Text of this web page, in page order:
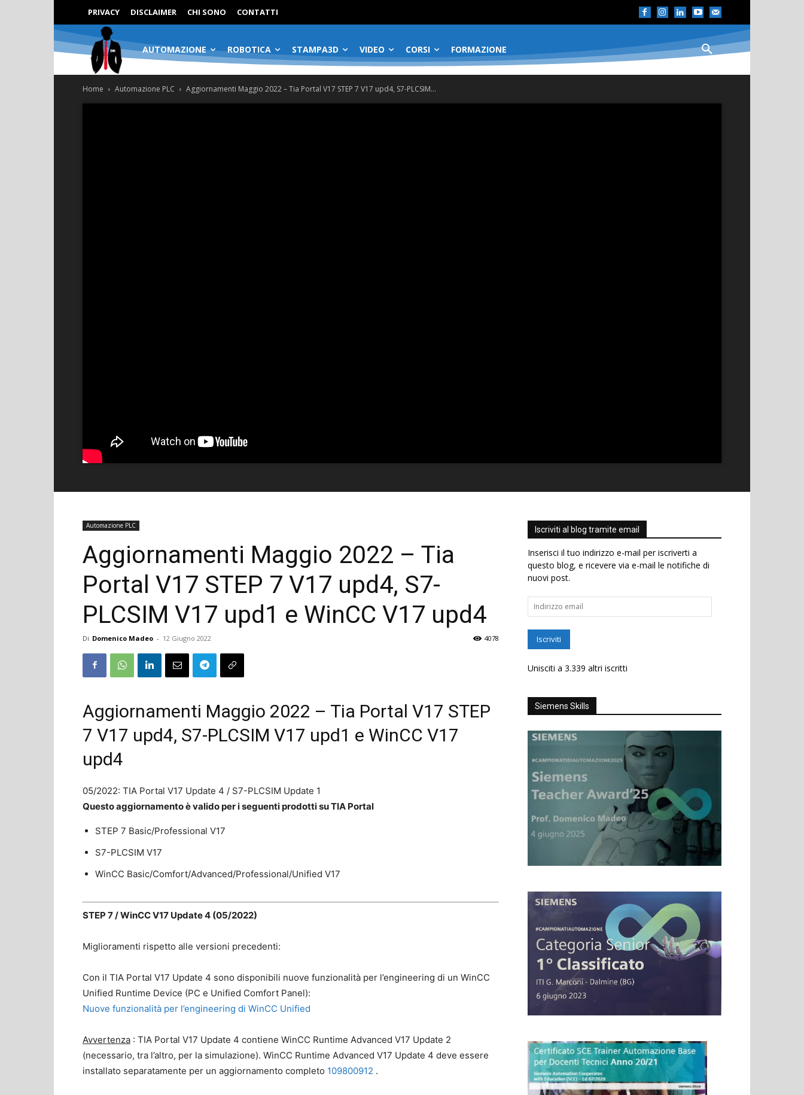
PRIVACY DISCLAIMER CHI SONO CONTATTI
AUTOMAZIONE ROBOTICA STAMPA3D VIDEO CORSI FORMAZIONE
Home Automazione PLC Aggiornamenti Maggio 2022 – Tia Portal V17 STEP 7 V17 upd4, S7-PLCSIM...
Automazione PLC
Aggiornamenti Maggio 2022 – Tia
Portal V17 STEP 7 V17 upd4, S7-
PLCSIM V17 upd1 e WinCC V17 upd4
Di Domenico Madeo - 12 Giugno 2022 4078
Aggiornamenti Maggio 2022 – Tia Portal V17 STEP
7 V17 upd4, S7-PLCSIM V17 upd1 e WinCC V17
upd4
05/2022: TIA Portal V17 Update 4 / S7-PLCSIM Update 1
Questo aggiornamento è valido per i seguenti prodotti su TIA Portal
STEP 7 Basic/Professional V17
S7-PLCSIM V17
WinCC Basic/Comfort/Advanced/Professional/Unified V17
STEP 7 / WinCC V17 Update 4 (05/2022)
Miglioramenti rispetto alle versioni precedenti:
Con il TIA Portal V17 Update 4 sono disponibili nuove funzionalità per l’engineering di un WinCC
Unified Runtime Device (PC e Unified Comfort Panel):
Nuove funzionalità per l’engineering di WinCC Unified
Avvertenza : TIA Portal V17 Update 4 contiene WinCC Runtime Advanced V17 Update 2
(necessario, tra l’altro, per la simulazione). WinCC Runtime Advanced V17 Update 4 deve essere
installato separatamente per un aggiornamento completo 109800912 .
Iscriviti al blog tramite email
Inserisci il tuo indirizzo e-mail per iscriverti a
questo blog, e ricevere via e-mail le notifiche di
nuovi post.
Indirizzo
email
Iscriviti
Unisciti a 3.339 altri iscritti
Siemens Skills